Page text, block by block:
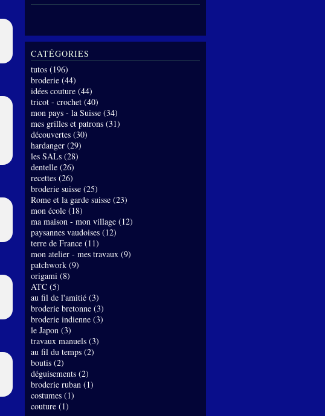
CATÉGORIES
tutos (196)
broderie (44)
idées couture (44)
tricot - crochet (40)
mon pays - la Suisse (34)
mes grilles et patrons (31)
découvertes (30)
hardanger (29)
les SALs (28)
dentelle (26)
recettes (26)
broderie suisse (25)
Rome et la garde suisse (23)
mon école (18)
ma maison - mon village (12)
paysannes vaudoises (12)
terre de France (11)
mon atelier - mes travaux (9)
patchwork (9)
origami (8)
ATC (5)
au fil de l'amitié (3)
broderie bretonne (3)
broderie indienne (3)
le Japon (3)
travaux manuels (3)
au fil du temps (2)
boutis (2)
déguisements (2)
broderie ruban (1)
costumes (1)
couture (1)